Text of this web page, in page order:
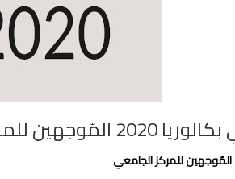
للمركز الجامعي
المُوجهين للمركز الجامعي